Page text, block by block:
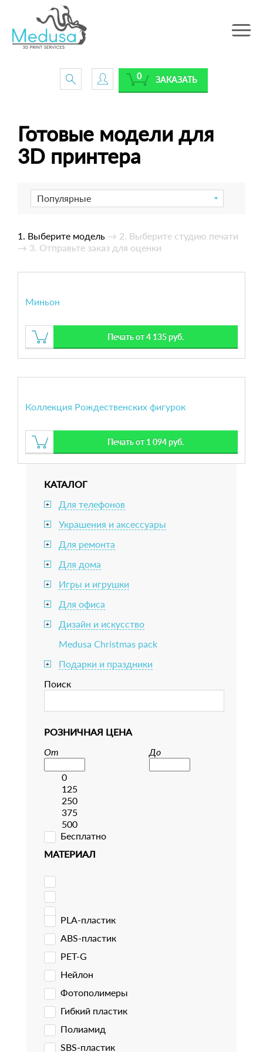
Toggle
ЗАКАЗАТЬ
0
Готовые модели для
3D принтера
Популярные
1. Выберите модель → 2. Выберите студию печати
→ 3. Отправьте заказ для оценки
Миньон
Печать от 4 135 руб.
Коллекция Рождественских фигурок
Печать от 1 094 руб.
КАТАЛОГ
+ Для телефонов
+ Украшения и аксессуары
+ Для ремонта
+ Для дома
+ Игры и игрушки
+ Для офиса
+
Дизайн и искусство
Medusa Christmas pack
+
Подарки и праздники
Поиск
РОЗНИЧНАЯ ЦЕНА
От
До
0
125
250
375
500
Бесплатно
МАТЕРИАЛ
PLA-пластик
ABS-пластик
PET-G
Нейлон
Фотополимеры
Гибкий пластик
Полиамид
SBS-пластик